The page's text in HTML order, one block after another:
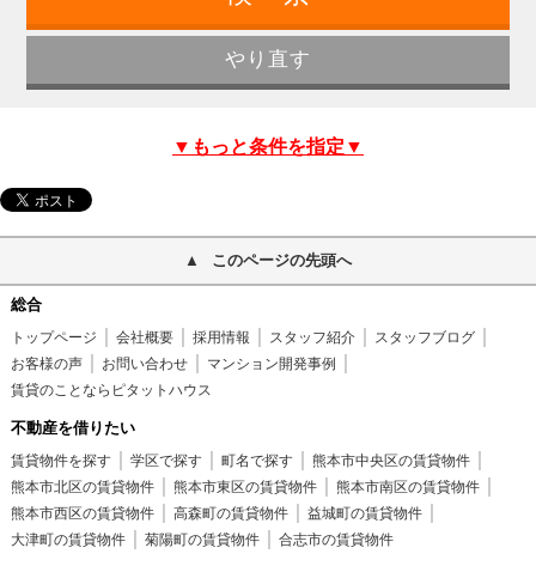
▼もっと条件を指定▼
このページの先頭へ
総合
トップページ 会社概要 採用情報 スタッフ紹介
スタッフブログ
お客様の声
お問い合わせ
マンション開発事例
賃貸のことならピタットハウス
不動産を借りたい
賃貸物件を探す 学区で探す 町名で探す
熊本市中央区の賃貸物件
熊本市北区の賃貸物件
熊本市東区の賃貸物件
熊本市南区の賃貸物件
熊本市西区の賃貸物件
高森町の賃貸物件
益城町の賃貸物件
大津町の賃貸物件
菊陽町の賃貸物件 合志市の賃貸物件